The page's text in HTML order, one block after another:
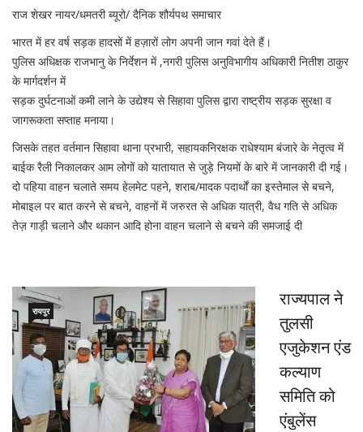
राज शेखर नायर/धमतरी ब्यूरो/ दैनिक शौर्यपथ समाचार
भारत में हर वर्ष सड़क हादसों में हज़ारों लोग अपनी जान गवां देते हैं।
पुलिस अधिक्षक राजभानु के निर्देशन में ,नगरी पुलिस अनुविभागीय अधिकारी नितीश ठाकुर
के मार्गदर्शन में
सड़क दुर्घटनाओं कमी लाने के उद्येश्य से सिहावा पुलिस द्वारा राष्ट्रीय सड़क सुरक्षा व
जागरूकता सप्ताह मनाया।
जिसके तहत वर्तमान सिहावा थाना प्रभारी, सहायकनिरक्षक राधेश्याम बंजारे के नेतृत्व में
बाईक रैली निकालकर आम लोगों को यातायात से जुड़े नियमों के बारे में जानकारी दी गई।
दो पहिया वाहन चलाते समय हेलमेट पहने, शराब/मादक पदार्थों का इस्‍तेमाल से बचने,
मोबाइल पर बात करने से बचने, वाहनों में जरुरत से अधिक यात्री, वैध गति से अधिक
तेज़ गाड़ी चलाने और थकान आदि होना वाहन चलाने से बचने की समजाई दी
रायपुर
राज्यपाल ने
तुलसी
एजुकेशन एंड
कल्याण
समिति को
एंबुलेंस